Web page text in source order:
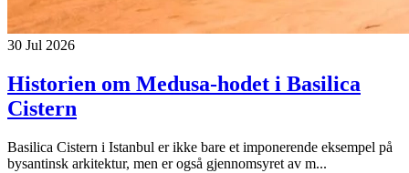
30 Jul 2026
Historien om Medusa-hodet i Basilica
Cistern
Basilica Cistern i Istanbul er ikke bare et imponerende eksempel på
bysantinsk arkitektur, men er også gjennomsyret av m...